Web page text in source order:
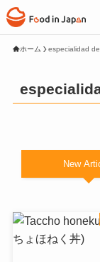
ホーム especialidad
New